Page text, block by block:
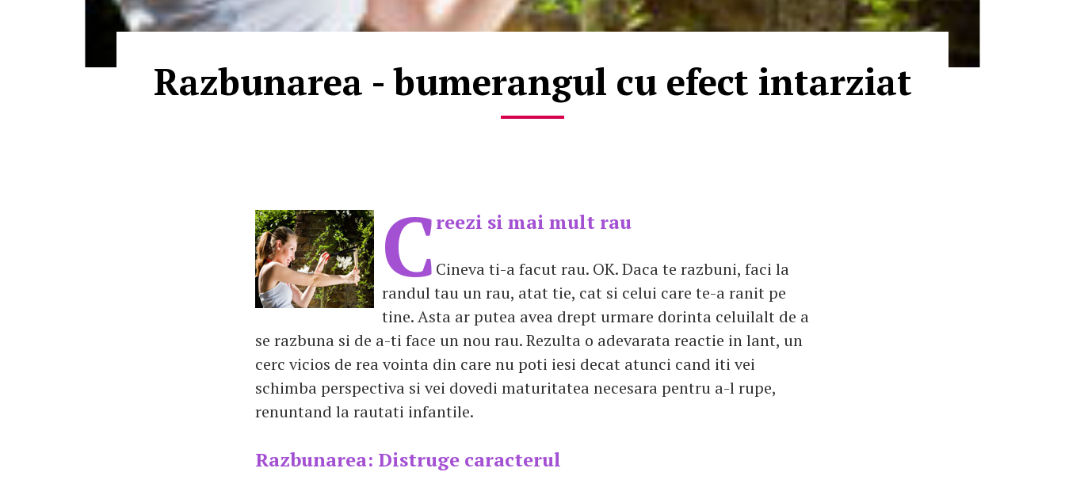
Razbunarea - bumerangul cu efect intarziat
Creezi si mai mult rau
Cineva ti-a facut rau. OK. Daca te razbuni, faci la
randul tau un rau, atat tie, cat si celui care te-a ranit pe
tine. Asta ar putea avea drept urmare dorinta celuilalt de a
se razbuna si de a-ti face un nou rau. Rezulta o adevarata reactie in lant, un
cerc vicios de rea vointa din care nu poti iesi decat atunci cand iti vei
schimba perspectiva si vei dovedi maturitatea necesara pentru a-l rupe,
renuntand la rautati infantile.
Razbunarea: Distruge caracterul